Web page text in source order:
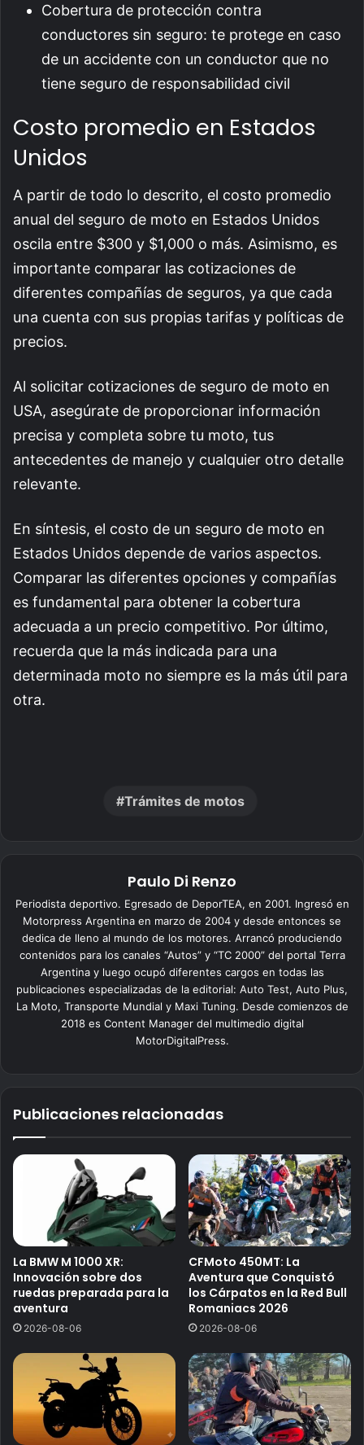
Cobertura de protección contra
conductores sin seguro: te protege en caso
de un accidente con un conductor que no
tiene seguro de responsabilidad civil
Costo promedio en Estados
Unidos
A partir de todo lo descrito, el costo promedio
anual del seguro de moto en Estados Unidos
oscila entre $300 y $1,000 o más. Asimismo, es
importante comparar las cotizaciones de
diferentes compañías de seguros, ya que cada
una cuenta con sus propias tarifas y políticas de
precios.
Al solicitar cotizaciones de seguro de moto en
USA, asegúrate de proporcionar información
precisa y completa sobre tu moto, tus
antecedentes de manejo y cualquier otro detalle
relevante.
En síntesis, el costo de un seguro de moto en
Estados Unidos depende de varios aspectos.
Comparar las diferentes opciones y compañías
es fundamental para obtener la cobertura
adecuada a un precio competitivo. Por último,
recuerda que la más indicada para una
determinada moto no siempre es la más útil para
otra.
Trámites de motos
Paulo Di Renzo
Periodista deportivo. Egresado de DeporTEA, en 2001. Ingresó en
Motorpress Argentina en marzo de 2004 y desde entonces se
dedica de lleno al mundo de los motores. Arrancó produciendo
contenidos para los canales “Autos” y “TC 2000” del portal Terra
Argentina y luego ocupó diferentes cargos en todas las
publicaciones especializadas de la editorial: Auto Test, Auto Plus,
La Moto, Transporte Mundial y Maxi Tuning. Desde comienzos de
2018 es Content Manager del multimedio digital
MotorDigitalPress.
Publicaciones relacionadas
La BMW M 1000 XR:
Innovación sobre dos
ruedas preparada para la
aventura
2026-08-06
CFMoto 450MT: La
Aventura que Conquistó
los Cárpatos en la Red Bull
Romaniacs 2026
2026-08-06